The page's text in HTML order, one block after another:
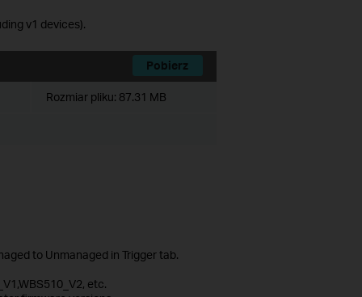
v1 devices).
Pobierz
Rozmiar pliku: 87.31 MB
to Unmanaged in Trigger tab.
etc.